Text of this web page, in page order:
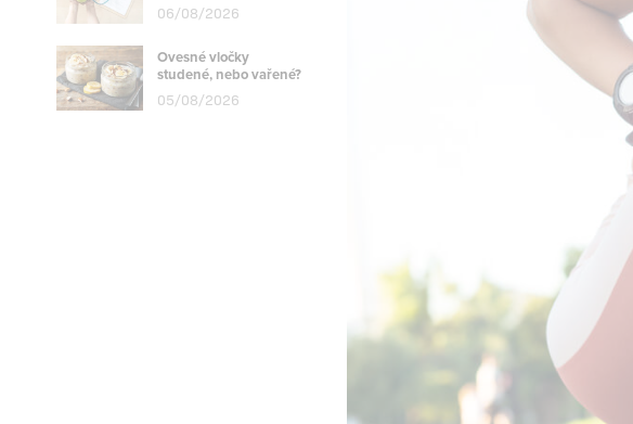
06/08/2026
Ovesné vločky
studené, nebo vařené?
05/08/2026